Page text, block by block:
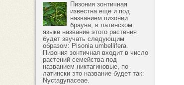
Пизония зонтичная
известна еще и под
названием пизонии
брауна, в латинском
языке название этого растения
будет звучать следующим
образом: Pisonia umbellifera.
Пизония зонтичная входит в число
растений семейства под
названием никтагиновые, по-
латински это название будет так:
Nyctagynaceae.